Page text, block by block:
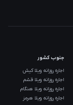
جنوب کشور
اجاره روزانه ویلا کیش
اجاره روزانه ویلا قشم
اجاره روزانه ویلا هنگام
اجاره روزانه ویلا هرمز